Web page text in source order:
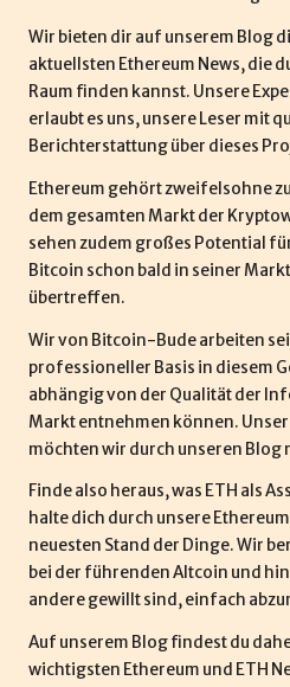
Wir bieten dir auf unserem Blog
aktuellsten Ethereum News, die
Raum finden kannst. Unsere
erlaubt es uns, unsere Leser mit
Berichterstattung über dieses
Ethereum gehört zweifelsohne
dem gesamten Markt der
sehen zudem großes Potential
Bitcoin schon bald in seiner
übertreffen.
Wir von Bitcoin-Bude arbeiten
professioneller Basis in diesem
abhängig von der Qualität der
Markt entnehmen können.
möchten wir durch unseren Blog
Finde also heraus, was ETH als
halte dich durch unsere
neuesten Stand der Dinge. Wir
bei der führenden Altcoin und
andere gewillt sind, einfach
Auf unserem Blog findest du
wichtigsten Ethereum und ETH